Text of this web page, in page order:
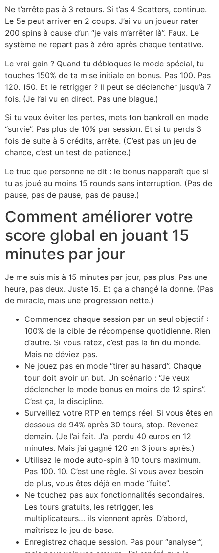
Ne t’arrête pas à 3 retours. Si t’as 4 Scatters, continue.
Le 5e peut arriver en 2 coups. J’ai vu un joueur rater
200 spins à cause d’un “je vais m’arrêter là”. Faux. Le
système ne repart pas à zéro après chaque tentative.
Le vrai gain ? Quand tu débloques le mode spécial, tu
touches 150% de ta mise initiale en bonus. Pas 100. Pas
120. 150. Et le retrigger ? Il peut se déclencher jusqu’à 7
fois. (Je l’ai vu en direct. Pas une blague.)
Si tu veux éviter les pertes, mets ton bankroll en mode
“survie”. Pas plus de 10% par session. Et si tu perds 3
fois de suite à 5 crédits, arrête. (C’est pas un jeu de
chance, c’est un test de patience.)
Le truc que personne ne dit : le bonus n’apparaît que si
tu as joué au moins 15 rounds sans interruption. (Pas de
pause, pas de pause, pas de pause.)
Comment améliorer votre
score global en jouant 15
minutes par jour
Je me suis mis à 15 minutes par jour, pas plus. Pas une
heure, pas deux. Juste 15. Et ça a changé la donne. (Pas
de miracle, mais une progression nette.)
Commencez chaque session par un seul objectif :
100% de la cible de récompense quotidienne. Rien
d’autre. Si vous ratez, c’est pas la fin du monde.
Mais ne déviez pas.
Ne jouez pas en mode “tirer au hasard”. Chaque
tour doit avoir un but. Un scénario : “Je veux
déclencher le mode bonus en moins de 12 spins”.
C’est ça, la discipline.
Surveillez votre RTP en temps réel. Si vous êtes en
dessous de 94% après 30 tours, stop. Revenez
demain. (Je l’ai fait. J’ai perdu 40 euros en 12
minutes. Mais j’ai gagné 120 en 3 jours après.)
Utilisez le mode auto-spin à 10 tours maximum.
Pas 100. 10. C’est une règle. Si vous avez besoin
de plus, vous êtes déjà en mode “fuite”.
Ne touchez pas aux fonctionnalités secondaires.
Les tours gratuits, les retrigger, les
multiplicateurs… ils viennent après. D’abord,
maîtrisez le jeu de base.
Enregistrez chaque session. Pas pour “analyser”,